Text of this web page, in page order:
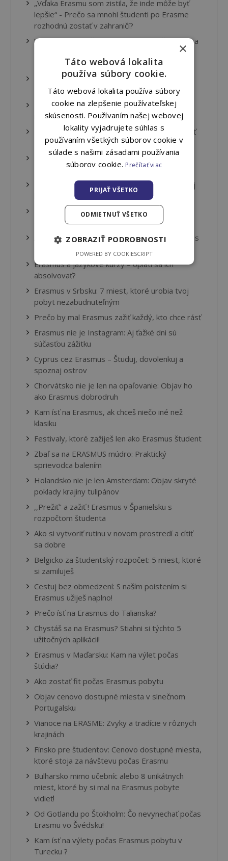
„Vďaka Erasmu som zistila, že inde môže byť
lepšie“ - Prečo sa mnohí študenti po Erasme
rozhodnú zostať v zahraničí?
Víkendový Manažér: slovenská spoločenská hra
Erasmus v Škandinávii: Prečo sa oplatí nebáť
zimy a tmy
Erasmus v Česku: Blízko domova, ale s úplne
novým pohľadom
Erasmus a nové jazyky: Prečo je lepšie hovoriť
zle než mlčať
Štúdium s vôňou mora: objav Maltu cez
Brigáda počas Erasmu – oplatí sa alebo radšej
len študovať?
Erasmus snack: rýchle a zdravé sušienky na
Ako si vybrať predmety na Erasme a zladiť ich s
Erasmus a jazykové kurzy – oplatí sa ich
absolvovať?
Erasmus v Srbsku: 7 miest, ktoré urobia tvoj
pobyt nezabudnuteľným
Prečo by mal Erasmus zažiť každý, kto chce rásť
Erasmus nie je Instagram: Aj ťažké dni sú
súčasťou zážitku
Cyprus cez Erasmus – Študuj, dovolenkuj a
spoznaj ostrov
Chorvátsko nie je len na opaľovanie: Objav ho
ako Erasmus dobrodruh
Kam ísť na Erasmus, ak chceš niečo iné než
klasiku
Festivaly, ktoré zažiješ len ako Erasmus študent
Zbaľ sa na ERASMUS múdro: Praktický
sprievodca balením
Holandsko nie je len Amsterdam: Objav skryté
poklady krajiny tulipánov
,,Prežiť" a zažiť ! Erasmus v Španielsku s
rozpočtom študenta
Ako si vytvoriť rutinu v novom prostredí a cítiť
sa dobre
Belgicko za študentský rozpočet: 5 miest, ktoré
si zamiluješ
Cestuj bez obmedzení: S naším poistením si
Erasmus užiješ naplno!
Prečo ísť na Erasmus do Talianska?
Chystáš sa na Erasmus? Stiahni si týchto 5
užitočných aplikácií!
Erasmus v Maďarsku: Kam na výlet počas
štúdia?
Ako zostať fit počas Erasmus pobytu
Objav cenovo dostupné miesta v slnečnom
Portugalsku
Vianoce na ERASME: Zvyky a tradície v rôznych
krajinách
Fínsko pre študentov: Cenovo dostupné miesta,
ktoré stoja za návštevu počas Erasmu
Bulharsko mimo učebníc alebo 8 unikátnych
miest, ktoré by si mal na Erasmus pobyte
vidieť!
Od Gotlandu po Štokholm: Čo nevynechať počas
Erasmu vo Švédsku!
Kam ísť na výlety počas Erasmus pobytu v
Turecku ?
×
Táto webová lokalita
používa súbory cookie.
Táto webová lokalita používa súbory
cookie na zlepšenie používateľskej
skúsenosti. Používaním našej webovej
lokality vyjadrujete súhlas s
používaním všetkých súborov cookie v
súlade s našimi zásadami používania
súborov cookie. Prečítať viac
PRIJAŤ VŠETKO
ODMIETNUŤ VŠETKO
ZOBRAZIŤ PODROBNOSTI
POWERED BY COOKIESCRIPT